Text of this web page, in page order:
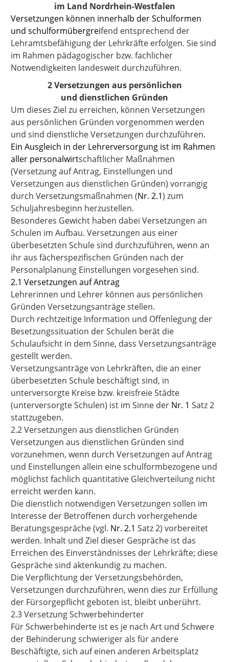
im Land Nordrhein-Westfalen
Versetzungen können innerhalb der Schulformen
und schulformübergreifend entsprechend der
Lehramtsbefähigung der Lehrkräfte erfolgen. Sie sind
im Rahmen pädagogischer bzw. fachlicher
Notwendigkeiten landesweit durchzuführen.
2 Versetzungen aus persönlichen
und dienstlichen Gründen
Um dieses Ziel zu erreichen, können Versetzungen
aus persönlichen Gründen vorgenommen werden
und sind dienstliche Versetzungen durchzuführen.
Ein Ausgleich in der Lehrerversorgung ist im Rahmen
aller personalwirtschaftlicher Maßnahmen
(Versetzung auf Antrag, Einstellungen und
Versetzungen aus dienstlichen Gründen) vorrangig
durch Versetzungsmaßnahmen (Nr. 2.1) zum
Schuljahresbeginn herzustellen.
Besonderes Gewicht haben dabei Versetzungen an
Schulen im Aufbau. Versetzungen aus einer
überbesetzten Schule sind durchzuführen, wenn an
ihr aus fächerspezifischen Gründen nach der
Personalplanung Einstellungen vorgesehen sind.
2.1 Versetzungen auf Antrag
Lehrerinnen und Lehrer können aus persönlichen
Gründen Versetzungsanträge stellen.
Durch rechtzeitige Information und Offenlegung der
Besetzungssituation der Schulen berät die
Schulaufsicht in dem Sinne, dass Versetzungsanträge
gestellt werden.
Versetzungsanträge von Lehrkräften, die an einer
überbesetzten Schule beschäftigt sind, in
unterversorgte Kreise bzw. kreisfreie Städte
(unterversorgte Schulen) ist im Sinne der Nr. 1 Satz 2
stattzugeben.
2.2 Versetzungen aus dienstlichen Gründen
Versetzungen aus dienstlichen Gründen sind
vorzunehmen, wenn durch Versetzungen auf Antrag
und Einstellungen allein eine schulformbezogene und
möglichst fachlich quantitative Gleichverteilung nicht
erreicht werden kann.
Die dienstlich notwendigen Versetzungen sollen im
Interesse der Betroffenen durch vorhergehende
Beratungsgespräche (vgl. Nr. 2.1 Satz 2) vorbereitet
werden. Inhalt und Ziel dieser Gespräche ist das
Erreichen des Einverständnisses der Lehrkräfte; diese
Gespräche sind aktenkundig zu machen.
Die Verpflichtung der Versetzungsbehörden,
Versetzungen durchzuführen, wenn dies zur Erfüllung
der Fürsorgepflicht geboten ist, bleibt unberührt.
2.3 Versetzung Schwerbehinderter
Für Schwerbehinderte ist es je nach Art und Schwere
der Behinderung schwieriger als für andere
Beschäftigte, sich auf einen anderen Arbeitsplatz